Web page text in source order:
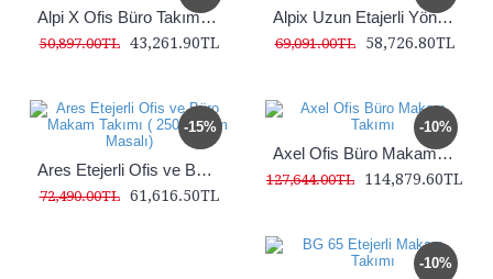
Alpi X Ofis Büro Takım 160 cm Masalı
50,897.00TL 43,261.90TL
Alpix Uzun Etajerli Yönetici Takımı 210+20 cm Masalı
69,091.00TL 58,726.80TL
-15%
Ares Etejerli Ofis ve Büro Makam Takımı ( 250+12 cm Masalı)
72,490.00TL 61,616.50TL
-10%
Axel Ofis Büro Makam Takımı
127,644.00TL 114,879.60TL
-10%